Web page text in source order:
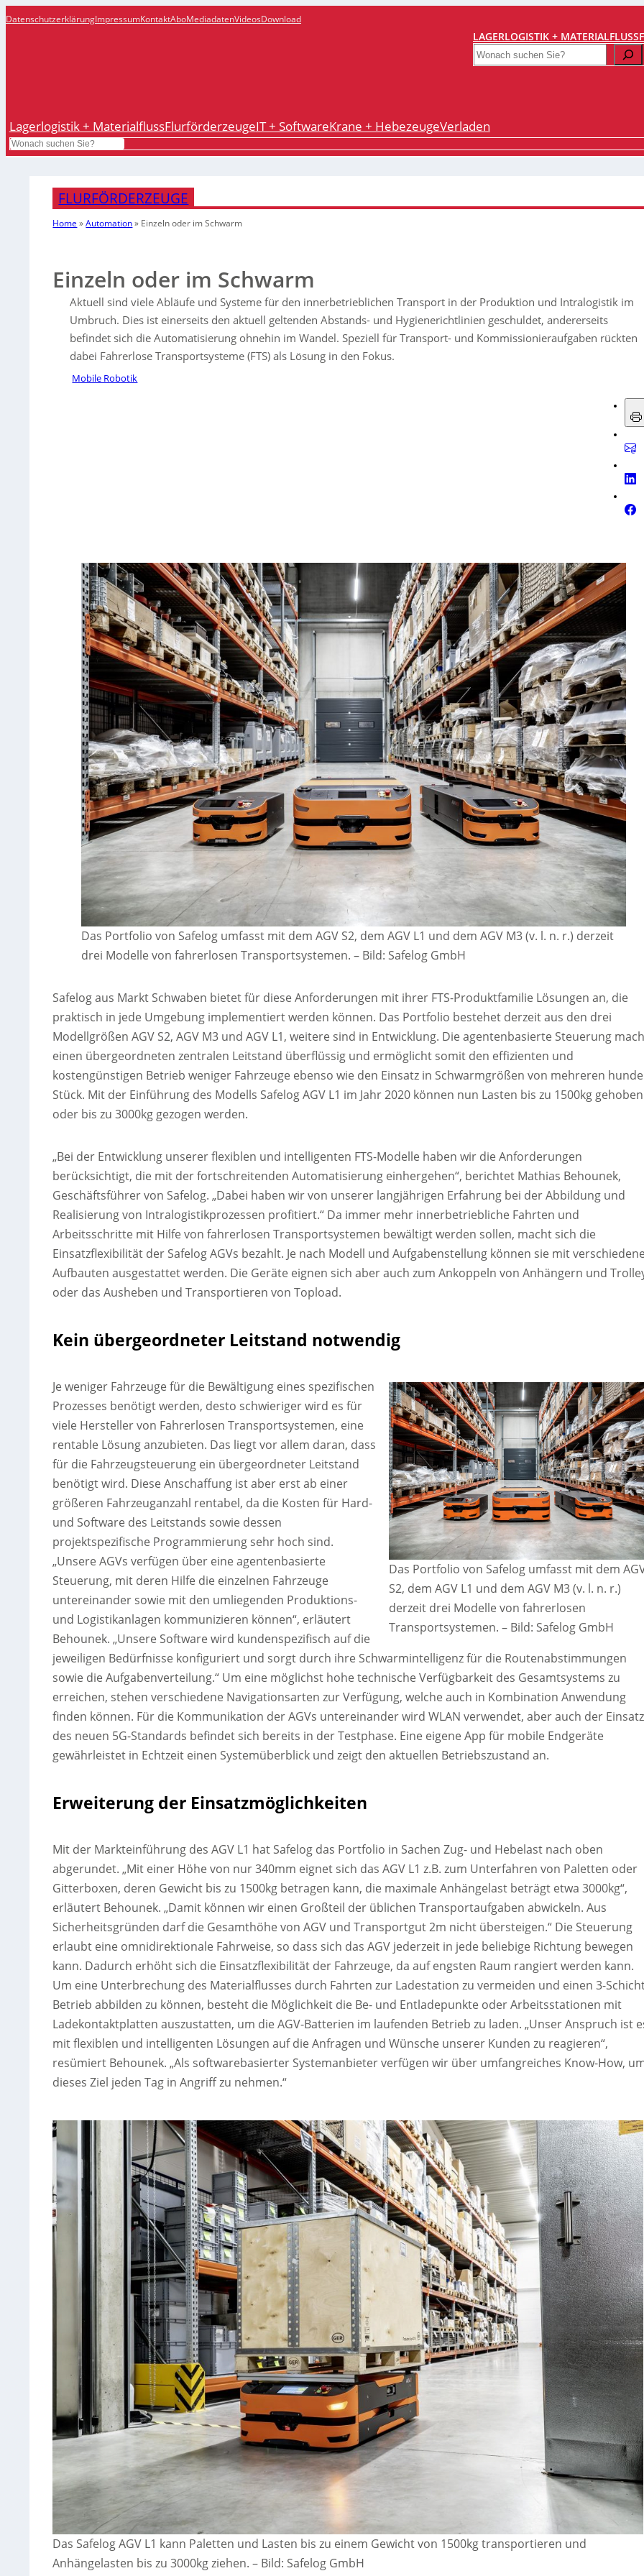
DatenschutzerklärungImpressumKontaktAboMediadatenVideosDownload
LAGERLOGISTIK + MATERIALFLUSS
Search
Lagerlogistik + MaterialflussFlurförderzeugeIT + SoftwareKrane + HebezeugeVerladen
Search
FLURFÖRDERZEUGE
Home »Automation» Einzeln oder im Schwarm
Einzeln oder im Schwarm
Aktuell sind viele Abläufe und Systeme für den innerbetrieblichen Transport in der Produktion und Intralogistik im
Umbruch. Dies ist einerseits den aktuell geltenden Abstands- und Hygienerichtlinien geschuldet, andererseits
befindet sich die Automatisierung ohnehin im Wandel. Speziell für Transport- und Kommissionieraufgaben rückten
dabei Fahrerlose Transportsysteme (FTS) als Lösung in den Fokus.
Mobile Robotik
Das Portfolio von Safelog umfasst mit dem AGV S2, dem AGV L1 und dem AGV M3 (v. l. n. r.) derzeit
drei Modelle von fahrerlosen Transportsystemen. – Bild: Safelog GmbH
Safelog aus Markt Schwaben bietet für diese Anforderungen mit ihrer FTS-Produktfamilie Lösungen an, die
praktisch in jede Umgebung implementiert werden können. Das Portfolio bestehet derzeit aus den drei
Modellgrößen AGV S2, AGV M3 und AGV L1, weitere sind in Entwicklung. Die agentenbasierte Steuerung
einen übergeordneten zentralen Leitstand überflüssig und ermöglicht somit den effizienten und
kostengünstigen Betrieb weniger Fahrzeuge ebenso wie den Einsatz in Schwarmgrößen von mehreren
Stück. Mit der Einführung des Modells Safelog AGV L1 im Jahr 2020 können nun Lasten bis zu 1500kg gehoben
oder bis zu 3000kg gezogen werden.
„Bei der Entwicklung unserer flexiblen und intelligenten FTS-Modelle haben wir die Anforderungen
berücksichtigt, die mit der fortschreitenden Automatisierung einhergehen“, berichtet Mathias Behounek,
Geschäftsführer von Safelog. „Dabei haben wir von unserer langjährigen Erfahrung bei der Abbildung und
Realisierung von Intralogistikprozessen profitiert.“ Da immer mehr innerbetriebliche Fahrten und
Arbeitsschritte mit Hilfe von fahrerlosen Transportsystemen bewältigt werden sollen, macht sich die
Einsatzflexibilität der Safelog AGVs bezahlt. Je nach Modell und Aufgabenstellung können sie mit
Aufbauten ausgestattet werden. Die Geräte eignen sich aber auch zum Ankoppeln von Anhängern und
oder das Ausheben und Transportieren von Topload.
Kein übergeordneter Leitstand notwendig
Das Portfolio von Safelog umfasst mit dem
S2, dem AGV L1 und dem AGV M3 (v. l. n. r.)
derzeit drei Modelle von fahrerlosen
Transportsystemen. – Bild: Safelog GmbH
Je weniger Fahrzeuge für die Bewältigung eines spezifischen
Prozesses benötigt werden, desto schwieriger wird es für
viele Hersteller von Fahrerlosen Transportsystemen, eine
rentable Lösung anzubieten. Das liegt vor allem daran, dass
für die Fahrzeugsteuerung ein übergeordneter Leitstand
benötigt wird. Diese Anschaffung ist aber erst ab einer
größeren Fahrzeuganzahl rentabel, da die Kosten für Hard-
und Software des Leitstands sowie dessen
projektspezifische Programmierung sehr hoch sind.
„Unsere AGVs verfügen über eine agentenbasierte
Steuerung, mit deren Hilfe die einzelnen Fahrzeuge
untereinander sowie mit den umliegenden Produktions-
und Logistikanlagen kommunizieren können“, erläutert
Behounek. „Unsere Software wird kundenspezifisch auf die
jeweiligen Bedürfnisse konfiguriert und sorgt durch ihre Schwarmintelligenz für die Routenabstimmungen
sowie die Aufgabenverteilung.“ Um eine möglichst hohe technische Verfügbarkeit des Gesamtsystems zu
erreichen, stehen verschiedene Navigationsarten zur Verfügung, welche auch in Kombination Anwendung
finden können. Für die Kommunikation der AGVs untereinander wird WLAN verwendet, aber auch der Einsatz
des neuen 5G-Standards befindet sich bereits in der Testphase. Eine eigene App für mobile Endgeräte
gewährleistet in Echtzeit einen Systemüberblick und zeigt den aktuellen Betriebszustand an.
Erweiterung der Einsatzmöglichkeiten
Mit der Markteinführung des AGV L1 hat Safelog das Portfolio in Sachen Zug- und Hebelast nach oben
abgerundet. „Mit einer Höhe von nur 340mm eignet sich das AGV L1 z.B. zum Unterfahren von Paletten oder
Gitterboxen, deren Gewicht bis zu 1500kg betragen kann, die maximale Anhängelast beträgt etwa 3000kg“,
erläutert Behounek. „Damit können wir einen Großteil der üblichen Transportaufgaben abwickeln. Aus
Sicherheitsgründen darf die Gesamthöhe von AGV und Transportgut 2m nicht übersteigen.“ Die Steuerung
erlaubt eine omnidirektionale Fahrweise, so dass sich das AGV jederzeit in jede beliebige Richtung bewegen
kann. Dadurch erhöht sich die Einsatzflexibilität der Fahrzeuge, da auf engsten Raum rangiert werden kann.
Um eine Unterbrechung des Materialflusses durch Fahrten zur Ladestation zu vermeiden und einen 3-
Betrieb abbilden zu können, besteht die Möglichkeit die Be- und Entladepunkte oder Arbeitsstationen mit
Ladekontaktplatten auszustatten, um die AGV-Batterien im laufenden Betrieb zu laden. „Unser Anspruch ist
mit flexiblen und intelligenten Lösungen auf die Anfragen und Wünsche unserer Kunden zu reagieren“,
resümiert Behounek. „Als softwarebasierter Systemanbieter verfügen wir über umfangreiches Know-How,
dieses Ziel jeden Tag in Angriff zu nehmen.“
Das Safelog AGV L1 kann Paletten und Lasten bis zu einem Gewicht von 1500kg transportieren und
Anhängelasten bis zu 3000kg ziehen. – Bild: Safelog GmbH